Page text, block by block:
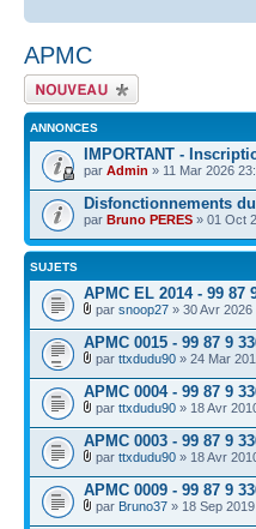
APMC
Écrire un nouveau
sujet
ANNONCES
IMPORTANT -
par Admin » 11 Mar 2026
Disfonctionnements
par Bruno PERES » 01 Oct
SUJETS
APMC EL 2014 - 99 87
par snoop27 » 30 Avr 2026
APMC 0015 - 99 87 9
par ttxdudu90 » 24 Mar
APMC 0004 - 99 87 9
par ttxdudu90 » 18 Avr
APMC 0003 - 99 87 9
par ttxdudu90 » 18 Avr
APMC 0009 - 99 87 9
par Bruno37 » 18 Sep